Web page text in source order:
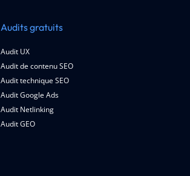
Audits gratuits
Audit UX
Audit de contenu SEO
Audit technique SEO
Audit Google Ads
Audit Netlinking
Audit GEO